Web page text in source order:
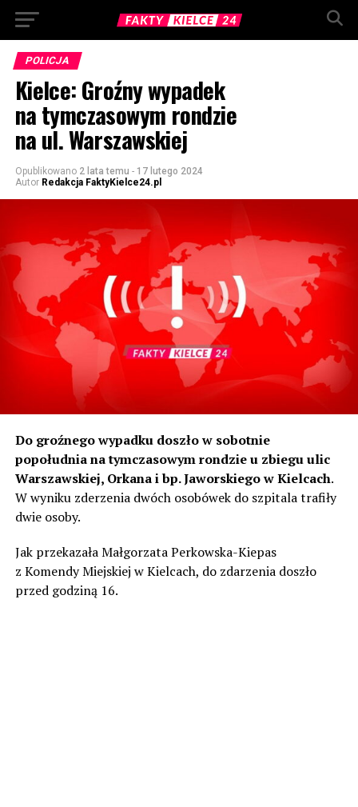
POLICJA
Kielce: Groźny wypadek
na tymczasowym rondzie
na ul. Warszawskiej
Opublikowano 2 lata temu - 17 lutego 2024
Autor Redakcja FaktyKielce24.pl
Do groźnego wypadku doszło w sobotnie
popołudnia na tymczasowym rondzie u zbiegu ulic
Warszawskiej, Orkana i bp. Jaworskiego w Kielcach.
W wyniku zderzenia dwóch osobówek do szpitala trafiły
dwie osoby.
Jak przekazała Małgorzata Perkowska-Kiepas
z Komendy Miejskiej w Kielcach, do zdarzenia doszło
przed godziną 16.